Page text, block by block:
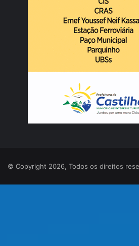
© Copyright 2026, Todos os direitos